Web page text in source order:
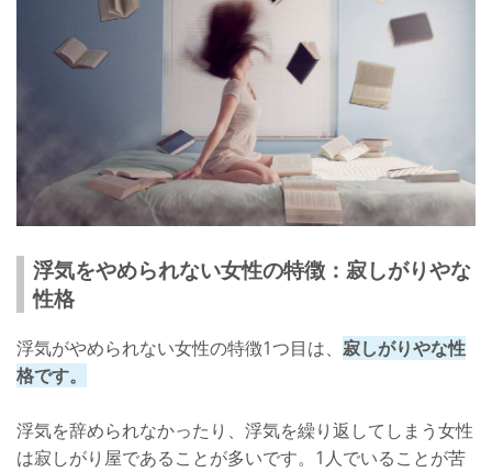
彼氏がいるのに浮気をするリスクを考える
浮気をやめられない女性が実践した浮気の辞め方
浮気をされる彼氏の立場になって考えた
浮気相手を忘れるために趣味に熱中した
浮気が辞められない原因と向き合おう！
浮気をやめられない女性の特徴：寂しがりやな
性格
浮気がやめられない女性の特徴1つ目は、 寂しがりやな性
格です。
浮気を辞められなかったり、浮気を繰り返してしまう女性
は寂しがり屋であることが多いです。1人でいることが苦